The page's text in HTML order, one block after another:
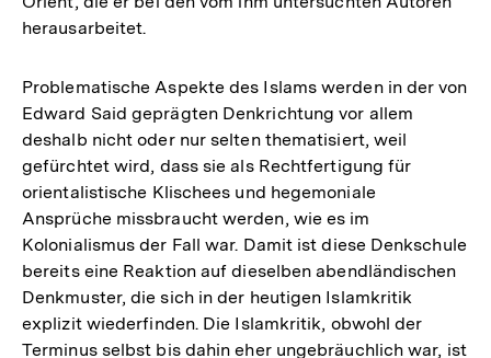
herausarbeitet.
Problematische Aspekte des Islams werden in der von
Edward Said geprägten Denkrichtung vor allem
deshalb nicht oder nur selten thematisiert, weil
gefürchtet wird, dass sie als Rechtfertigung für
orientalistische Klischees und hegemoniale
Ansprüche missbraucht werden, wie es im
Kolonialismus der Fall war. Damit ist diese Denkschule
bereits eine Reaktion auf dieselben abendländischen
Denkmuster, die sich in der heutigen Islamkritik
explizit wiederfinden. Die Islamkritik, obwohl der
Terminus selbst bis dahin eher ungebräuchlich war, ist